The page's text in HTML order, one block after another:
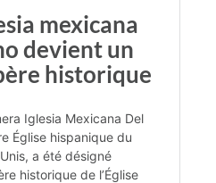
mexicana
devient un
historique
Iglesia Mexicana Del
Église hispanique du
a été désigné
historique de l’Église